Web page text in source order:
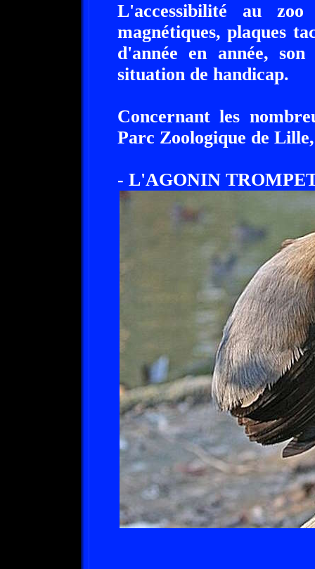
L'accessibilité au
magnétiques, plaques
d'année en année,
situation de handicap.
Concernant les
Parc Zoologique de
- L'AGONIN